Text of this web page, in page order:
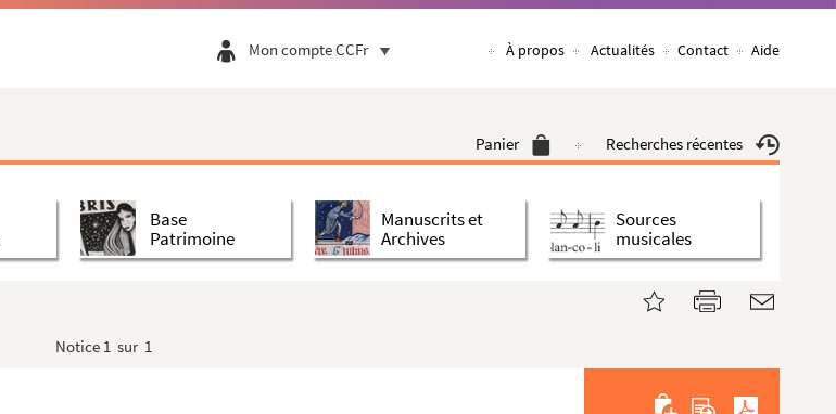
Mon compte CCFr À propos Actualités Contact Aide
Panier Recherches récentes
Base
Patrimoine
Manuscrits et
Archives
Sources
musicales
Notice 1 sur 1